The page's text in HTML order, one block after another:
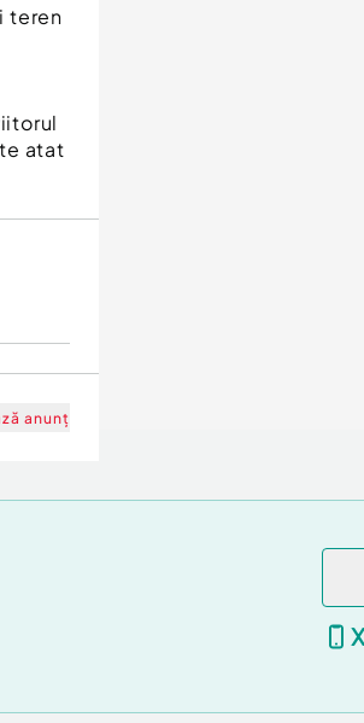
teren
atat
anunț